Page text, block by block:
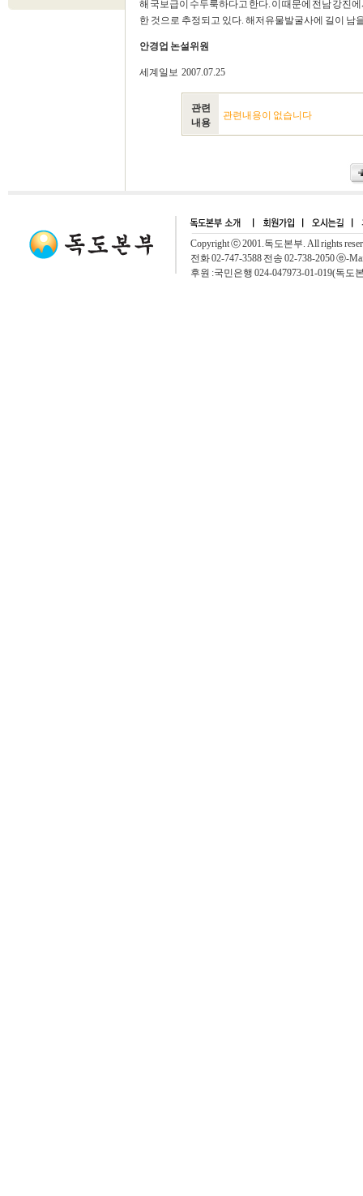
해 국보급이 수두룩하다고 한다. 이 때문에 전남 강진
한 것으로 추정되고 있다. 해저유물발굴사에 길이 남
안경업 논설위원
세계일보 2007.07.25
관련
내용
관련내용이 없습니다
Copyright ⓒ 2001.독도본부. All rights
전화 02-747-3588 전송 02-738-2050 ⓔ-
후원 :국민은행 024-047973-01-019(독도